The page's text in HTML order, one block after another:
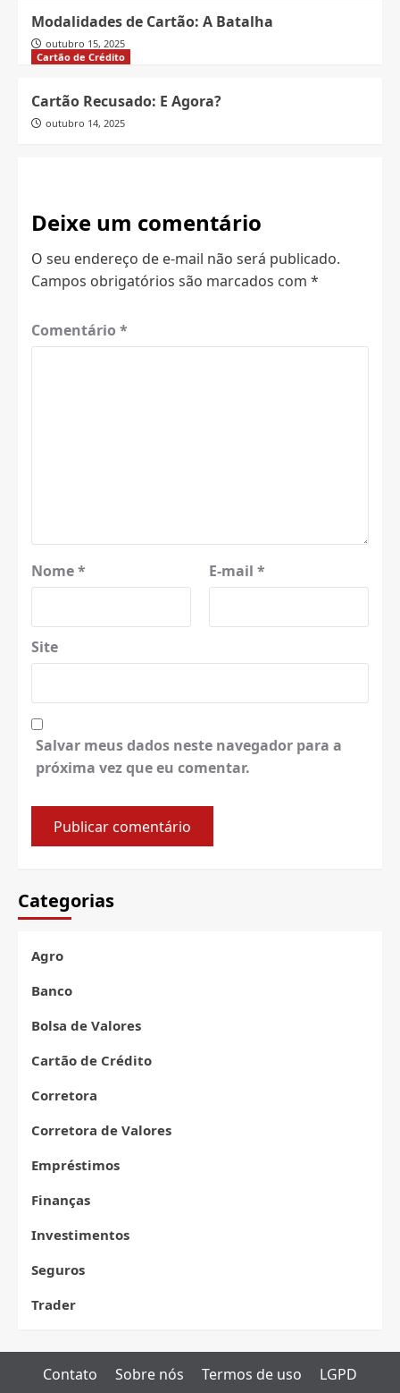
Modalidades de Cartão: A Batalha
outubro 15, 2025
Cartão de Crédito
Cartão Recusado: E Agora?
outubro 14, 2025
Deixe um comentário
O seu endereço de e-mail não será publicado.
Campos obrigatórios são marcados com *
Comentário *
Nome* E-mail *
Site
Salvar meus dados neste navegador para a
próxima vez que eu comentar.
Categorias
Agro
Banco
Bolsa de Valores
Cartão de Crédito
Corretora
Corretora de Valores
Empréstimos
Finanças
Investimentos
Seguros
Trader
Contato Sobre nós Termos de uso LGPD